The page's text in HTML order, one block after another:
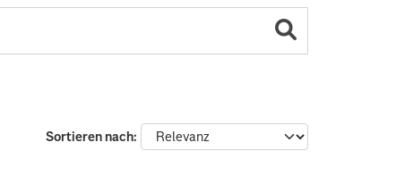
Sortieren nach